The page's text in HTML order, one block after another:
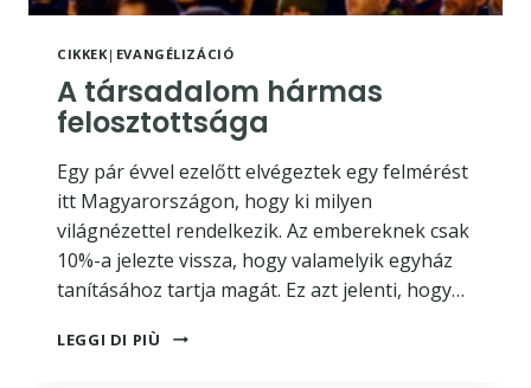
CIKKEK | EVANGÉLIZÁCIÓ
A társadalom hármas
felosztottsága
Egy pár évvel ezelőtt elvégeztek egy felmérést
itt Magyarországon, hogy ki milyen
világnézettel rendelkezik. Az embereknek csak
10%-a jelezte vissza, hogy valamelyik egyház
tanításához tartja magát. Ez azt jelenti, hogy…
LEGGI DI PIÙ
A